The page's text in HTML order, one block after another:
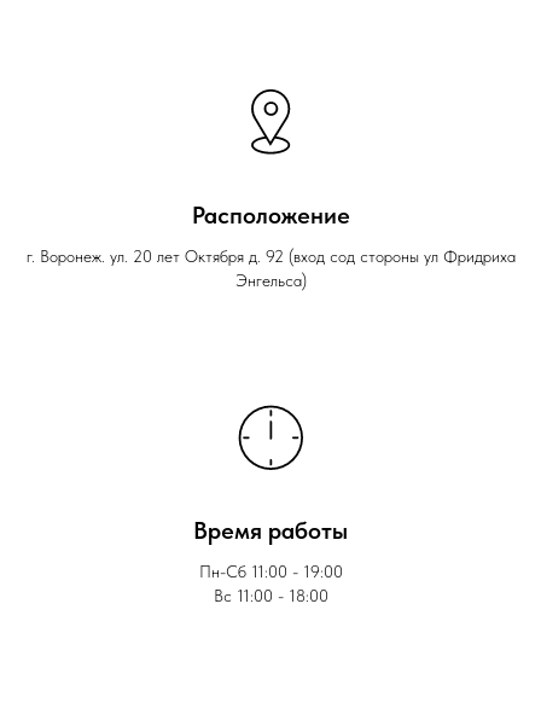
Расположение
г. Воронеж. ул. 20 лет Октября д. 92 (вход сод стороны ул Фридриха
Энгельса)
Время работы
Пн-Сб 11:00 - 19:00
Вс 11:00 - 18:00